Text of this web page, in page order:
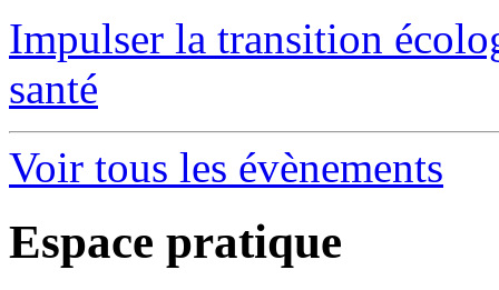
Impulser la transition
santé
Voir tous les évènements
Espace pratique